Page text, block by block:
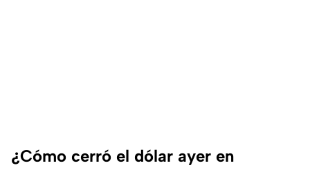
¿Cómo cerró el dólar ayer en